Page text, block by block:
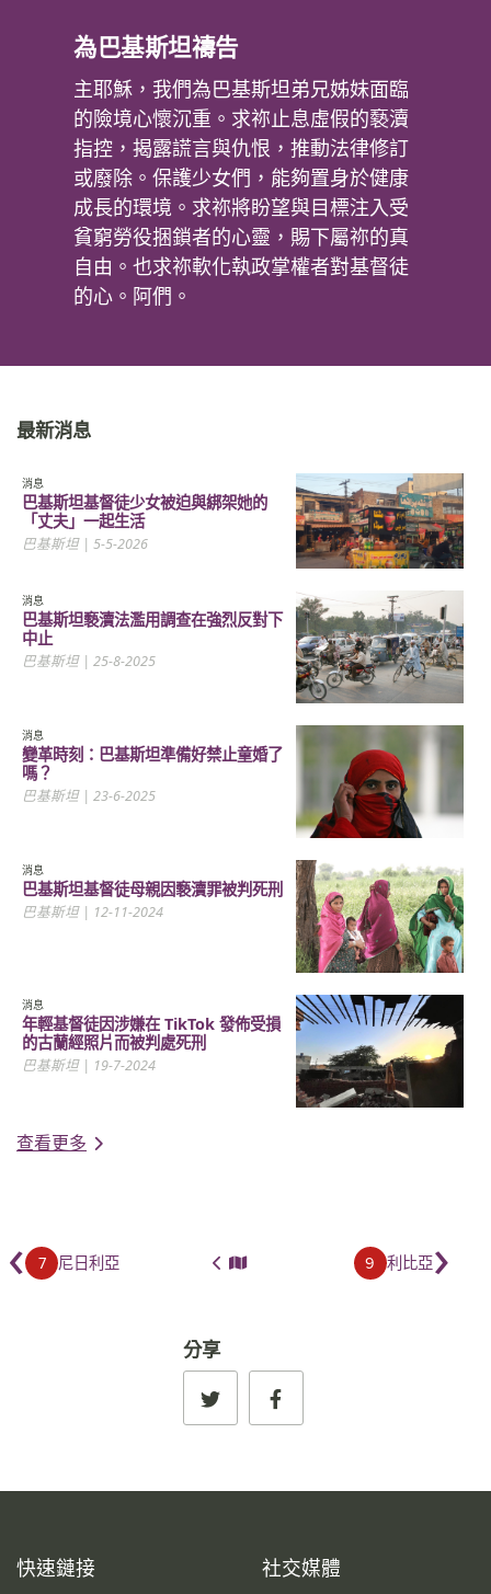
為巴基斯坦禱告
主耶穌，我們為巴基斯坦弟兄姊妹面臨
的險境心懷沉重。求祢止息虛假的褻瀆
指控，揭露謊言與仇恨，推動法律修訂
或廢除。保護少女們，能夠置身於健康
成長的環境。求祢將盼望與目標注入受
貧窮勞役捆鎖者的心靈，賜下屬祢的真
自由。也求祢軟化執政掌權者對基督徒
的心。阿們。
最新消息
消息
巴基斯坦基督徒少女被迫與綁架她的
「丈夫」一起生活
巴基斯坦| 5-5-2026
消息
巴基斯坦褻瀆法濫用調查在強烈反對下
中止
巴基斯坦| 25-8-2025
消息
變革時刻：巴基斯坦準備好禁止童婚了
嗎？
巴基斯坦| 23-6-2025
消息
巴基斯坦基督徒母親因褻瀆罪被判死刑
巴基斯坦| 12-11-2024
消息
年輕基督徒因涉嫌在 TikTok 發佈受損
的古蘭經照片而被判處死刑
巴基斯坦| 19-7-2024
查看更多
‹ 7 尼日利亞 9 利比亞›
分享
快速鏈接 社交媒體